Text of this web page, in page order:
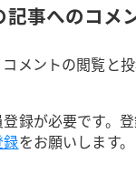
記事へのコメ
メントの閲覧と
録が必要です。
をお願いします。